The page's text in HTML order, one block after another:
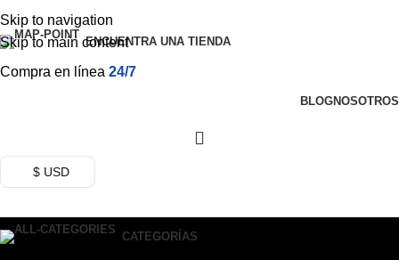
Skip to navigation
Skip to main contentENCUENTRA UNA TIENDA
Compra en línea 24/7
BLOGNOSOTROS
$ USD
CATEGORÍAS